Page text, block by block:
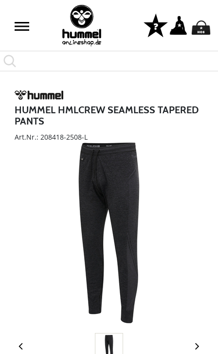
HUMMEL HMLCREW SEAMLESS TAPERED
PANTS
Art.Nr.: 208418-2508-L